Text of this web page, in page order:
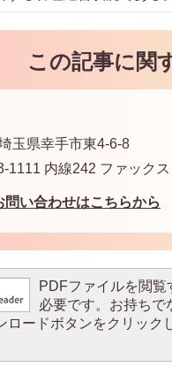
この記事に関
玉県幸手市東4-6-8
1111 内線242 ファック
問い合わせはこちらから
PDFファイルを閲
必要です。お持ちで
ロードボタンをクリッ